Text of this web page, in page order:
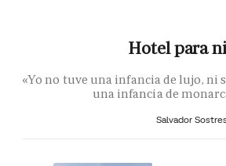
Hotel para
«Yo no tuve una infancia de lujo, ni
una infancia de
Salvador